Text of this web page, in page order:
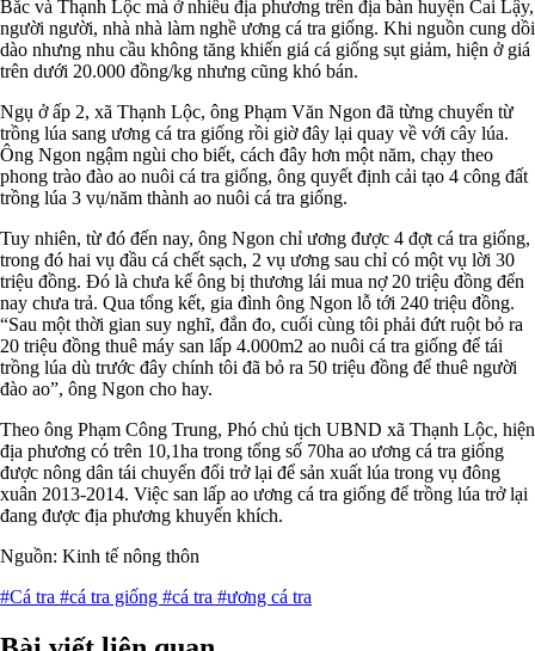
Bắc và Thạnh Lộc mà ở nhiều địa phương trên địa bàn huyện Cai Lậy,
người người, nhà nhà làm nghề ương cá tra giống. Khi nguồn cung dồi
dào nhưng nhu cầu không tăng khiến giá cá giống sụt giảm, hiện ở giá
trên dưới 20.000 đồng/kg nhưng cũng khó bán.
Ngụ ở ấp 2, xã Thạnh Lộc, ông Phạm Văn Ngon đã từng chuyển từ
trồng lúa sang ương cá tra giống rồi giờ đây lại quay về với cây lúa.
Ông Ngon ngậm ngùi cho biết, cách đây hơn một năm, chạy theo
phong trào đào ao nuôi cá tra giống, ông quyết định cải tạo 4 công đất
trồng lúa 3 vụ/năm thành ao nuôi cá tra giống.
Tuy nhiên, từ đó đến nay, ông Ngon chỉ ương được 4 đợt cá tra giống,
trong đó hai vụ đầu cá chết sạch, 2 vụ ương sau chỉ có một vụ lời 30
triệu đồng. Đó là chưa kể ông bị thương lái mua nợ 20 triệu đồng đến
nay chưa trả. Qua tổng kết, gia đình ông Ngon lỗ tới 240 triệu đồng.
“Sau một thời gian suy nghĩ, đắn đo, cuối cùng tôi phải đứt ruột bỏ ra
20 triệu đồng thuê máy san lấp 4.000m2 ao nuôi cá tra giống để tái
trồng lúa dù trước đây chính tôi đã bỏ ra 50 triệu đồng để thuê người
đào ao”, ông Ngon cho hay.
Theo ông Phạm Công Trung, Phó chủ tịch UBND xã Thạnh Lộc, hiện
địa phương có trên 10,1ha trong tổng số 70ha ao ương cá tra giống
được nông dân tái chuyển đổi trở lại để sản xuất lúa trong vụ đông
xuân 2013-2014. Việc san lấp ao ương cá tra giống để trồng lúa trở lại
đang được địa phương khuyến khích.
Nguồn: Kinh tế nông thôn
#Cá tra #cá tra giống #cá tra #ương cá tra